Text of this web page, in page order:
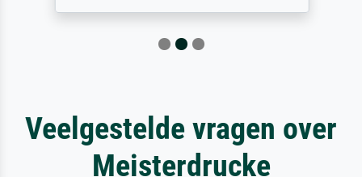
Veelgestelde vragen over
Meisterdrucke